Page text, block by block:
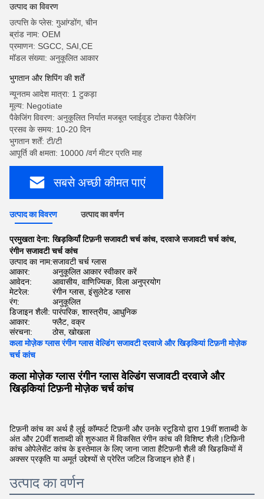
उत्पाद का विवरण
उत्पत्ति के प्लेस: गुआंग्डोंग, चीन
ब्रांड नाम: OEM
प्रमाणन: SGCC, SAI,CE
मॉडल संख्या: अनुकूलित आकार
भुगतान और शिपिंग की शर्तें
न्यूनतम आदेश मात्रा: 1 टुकड़ा
मूल्य: Negotiate
पैकेजिंग विवरण: अनुकूलित निर्यात मजबूत प्लाईवुड टोकरा पैकेजिंग
प्रसव के समय: 10-20 दिन
भुगतान शर्तें: टी/टी
आपूर्ति की क्षमता: 10000 /वर्ग मीटर प्रति माह
सबसे अच्छी कीमत पाएं
उत्पाद का विवरण उत्पाद का वर्णन
प्रमुखता देना:खिड़कियाँ टिफ़नी सजावटी चर्च कांच,दरवाजे सजावटी चर्च कांच,
रंगीन सजावटी चर्च कांच
उत्पाद का नाम:सजावटी चर्च ग्लास
आकार:
अनुकूलित आकार स्वीकार करें
आवेदन:
आवासीय, वाणिज्यिक, विला अनुप्रयोग
मेटरेल:
रंगीन ग्लास, इंसुलेटेड ग्लास
रंग:
अनुकूलित
डिजाइन शैली: पारंपरिक, शास्त्रीय, आधुनिक
आकार:
फ्लैट, वक्र
संरचना:
ठोस, खोखला
कला मोज़ेक ग्लास रंगीन ग्लास वेल्डिंग सजावटी दरवाजे और खिड़कियां टिफ़नी मोज़ेक
चर्च कांच
कला मोज़ेक ग्लास रंगीन ग्लास वेल्डिंग सजावटी दरवाजे और
खिड़कियां टिफ़नी मोज़ेक चर्च कांच
टिफ़नी कांच का अर्थ है लुई कॉम्फर्ट टिफ़नी और उनके स्टूडियो द्वारा 19वीं शताब्दी के
अंत और 20वीं शताब्दी की शुरुआत में विकसित रंगीन कांच की विशिष्ट शैली।टिफ़िनी
कांच ओपेलेसेंट कांच के इस्तेमाल के लिए जाना जाता हैटिफ़नी शैली की खिड़कियों में
अक्सर प्रकृति या अमूर्त उद्देश्यों से प्रेरित जटिल डिजाइन होते हैं।
उत्पाद का वर्णन